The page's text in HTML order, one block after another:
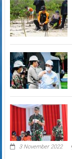
3 November 2022